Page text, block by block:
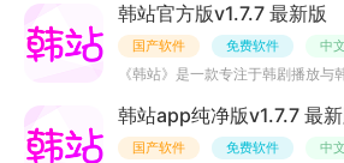
韩站官方版v1.7.7 最新版
国产软件 免费软件 中文
韩站app纯净版v1.7.7 最
国产软件 免费软件 中文